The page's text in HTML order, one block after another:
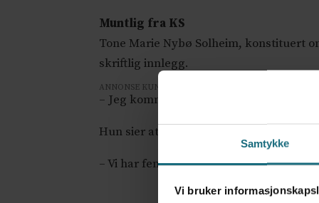
Samtykke
Vi bruker
Muntlig fra KS
Tone Marie Nybø Solheim, konstituert
skriftlig innlegg.
ANNONSE KUN FOR HELSEPERSONELL
– Jeg kommer til å ha en muntlig
Hun sier at viktige erfaringer fra
– Vi har fem rådsmedlemmer med